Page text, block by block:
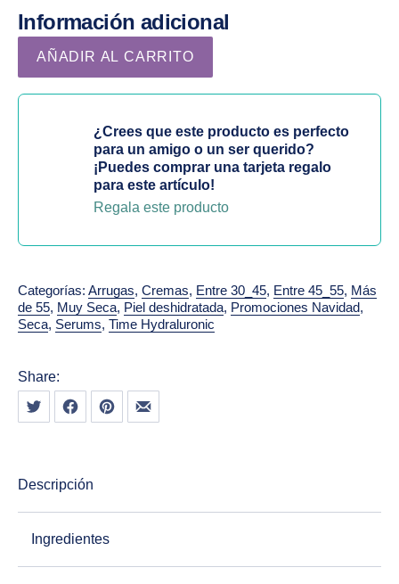
Información adicional
Set de Navidad Hidratante Supreme - Rutina con Ácido
AÑADIR AL CARRITO
¿Crees que este producto es perfecto
para un amigo o un ser querido?
¡Puedes comprar una tarjeta regalo
para este artículo!
Regala este producto
Categorías: Arrugas, Cremas, Entre 30_45, Entre 45_55, Más
de 55, Muy Seca, Piel deshidratada, Promociones Navidad,
Seca, Serums, Time Hydraluronic
Share:
Tweet Share on Facebook
Share on Pinterest
Share by Email
Descripción
Ingredientes